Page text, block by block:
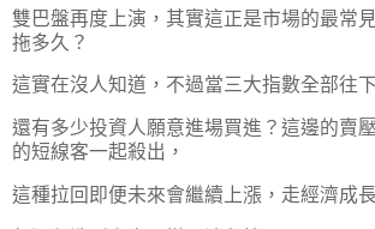
雙巴盤再度上演，其實這正是市場的最常
拖多久？
這實在沒人知道，不過當三大指數全部往
還有多少投資人願意進場買進？這邊的賣
的短線客一起殺出，
這種拉回即便未來會繼續上漲，走經濟成